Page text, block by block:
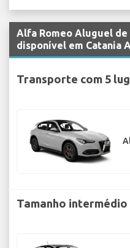
Alfa Romeo Aluguel
disponível em Catania
Transporte com 5
Tamanho intermédio